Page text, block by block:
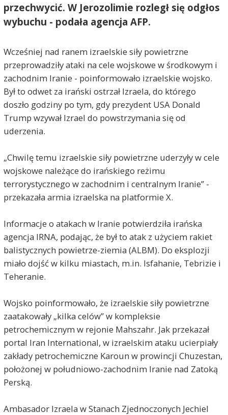
przechwycić. W Jerozolimie rozległ się odgłos
wybuchu - podała agencja AFP.
Wcześniej nad ranem izraelskie siły powietrzne
przeprowadziły ataki na cele wojskowe w środkowym i
zachodnim Iranie - poinformowało izraelskie wojsko.
Był to odwet za irański ostrzał Izraela, do którego
doszło godziny po tym, gdy prezydent USA Donald
Trump wzywał Izrael do powstrzymania się od
uderzenia.
„Chwilę temu izraelskie siły powietrzne uderzyły w cele
wojskowe należące do irańskiego reżimu
terrorystycznego w zachodnim i centralnym Iranie” -
przekazała armia izraelska na platformie X.
Informacje o atakach w Iranie potwierdziła irańska
agencja IRNA, podając, że był to atak z użyciem rakiet
balistycznych powietrze-ziemia (ALBM). Do eksplozji
miało dojść w kilku miastach, m.in. Isfahanie, Tebrizie i
Teheranie.
Wojsko poinformowało, że izraelskie siły powietrzne
zaatakowały „kilka celów” w kompleksie
petrochemicznym w rejonie Mahszahr. Jak przekazał
portal Iran International, w izraelskim ataku ucierpiały
zakłady petrochemiczne Karoun w prowincji Chuzestan,
położonej w południowo-zachodnim Iranie nad Zatoką
Perską.
Ambasador Izraela w Stanach Zjednoczonych Jechiel